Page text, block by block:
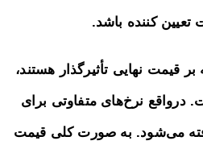
تعیین کننده باشد.
قیمت نهایی تأثیرگذار هستند،
درواقع نرخ‌های متفاوتی برای
می‌شود. به صورت کلی قیمت